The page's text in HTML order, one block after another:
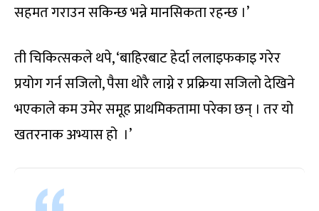
सहमत गराउन सकिन्छ भन्ने मानसिकता रहन्छ ।’
ती चिकित्सकले थपे, ‘बाहिरबाट हेर्दा ललाइफकाइ गरेर
प्रयोग गर्न सजिलो, पैसा थोरै लाग्ने र प्रक्रिया सजिलो देखिने
भएकाले कम उमेर समूह प्राथमिकतामा परेका छन् । तर यो
खतरनाक अभ्यास हो ।’